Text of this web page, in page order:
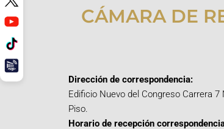
CÁMARA DE
Dirección de correspondencia:
Edificio Nuevo del Congreso Carrera 7
Piso.
Horario de recepción